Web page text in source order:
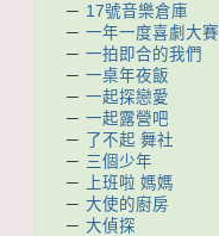
－ 17號音樂倉庫
－ 一年一度喜劇大賽
－ 一拍即合的我們
－ 一桌年夜飯
－ 一起探戀愛
－ 一起露營吧
－
了不起 舞社
－ 三個少年
－
上班啦 媽媽
－ 大使的廚房
－ 大偵探